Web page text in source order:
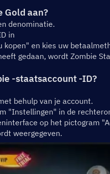
Gold aan?
denominatie.
in
kopen" en kies uw
gedaan, wordt Zombie
-staatsaccount -ID?
behulp van je account.
"Instellingen" in de
op het pictogram
weergegeven.